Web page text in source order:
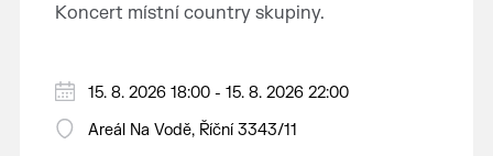
Koncert místní country skupiny.
15. 8. 2026 18:00 - 15. 8. 2026 22:00
Areál Na Vodě, Říční 3343/11